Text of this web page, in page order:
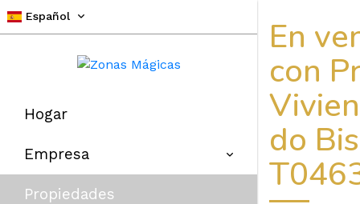
Español
Hogar
Empresa
Propiedades
En
con
do